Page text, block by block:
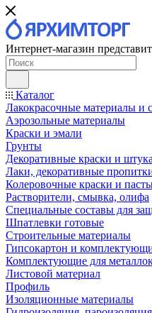
Интернет-магазин
Каталог
Лакокрасочные материалы и
Аэрозольные материалы
Краски и эмали
Грунты
Декоративные краски и
Лаки, декоративные
Колеровочные краски и
Растворители, смывка, олифа
Специальные составы для
Шпатлевки готовые
Строительные материалы
Гипсокартон и
Комплектующие для
Листовой материал
Профиль
Изоляционные материалы